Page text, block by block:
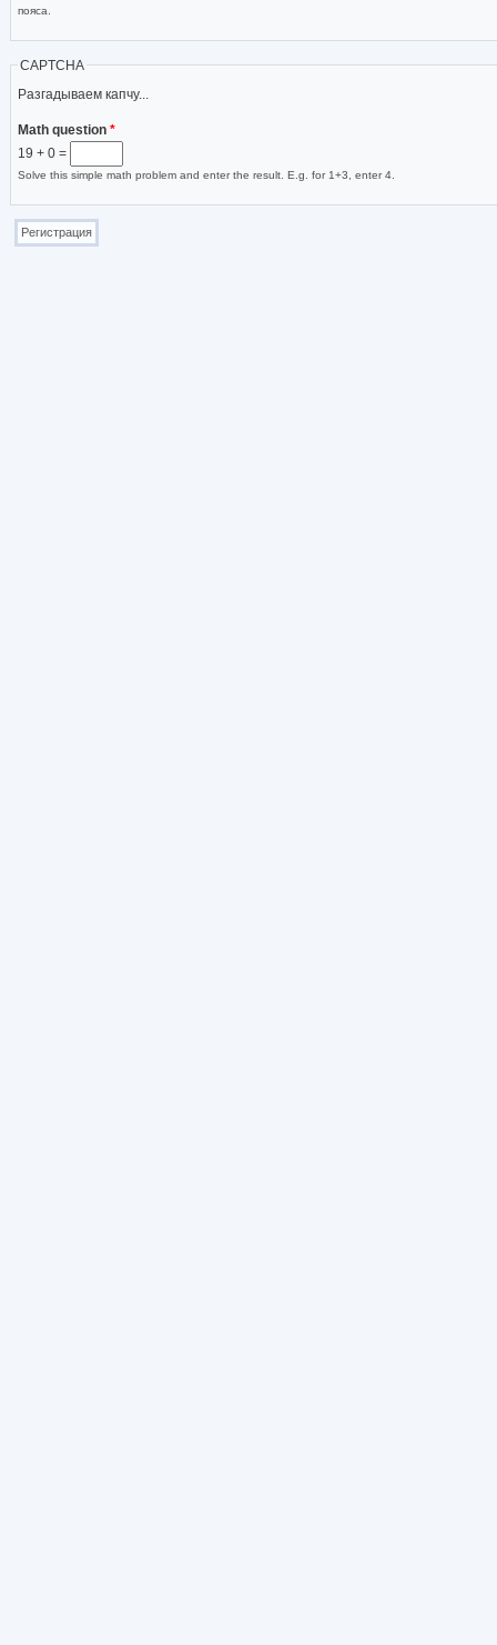
пояса.
CAPTCHA
Разгадываем капчу...
Math question *
19 + 0 =
Solve this simple math problem and enter the result. E.g. for 1+3, enter 4.